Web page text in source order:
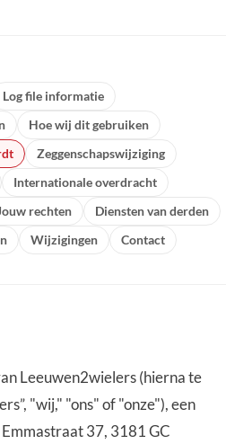
Leeuwen2wielers (hierna te
"wij," "ons" of "onze"), een
37, 3181 GC
Log file informatie
Hoe wij dit gebruiken
Zeggenschapswijziging
Internationale overdracht
rechten
Diensten van derden
Wijzigingen Contact